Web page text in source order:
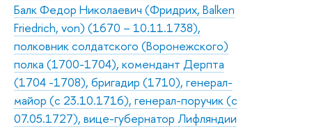
Балк Федор Николаевич (Фридрих, Balken
Friedrich, von) (1670 – 10.11.1738),
полковник солдатского (Воронежского)
полка (1700-1704), комендант Дерпта
(1704 -1708), бригадир (1710), генерал-
майор (с 23.10.1716), генерал-поручик (с
07.05.1727), вице-губернатор Лифляндии